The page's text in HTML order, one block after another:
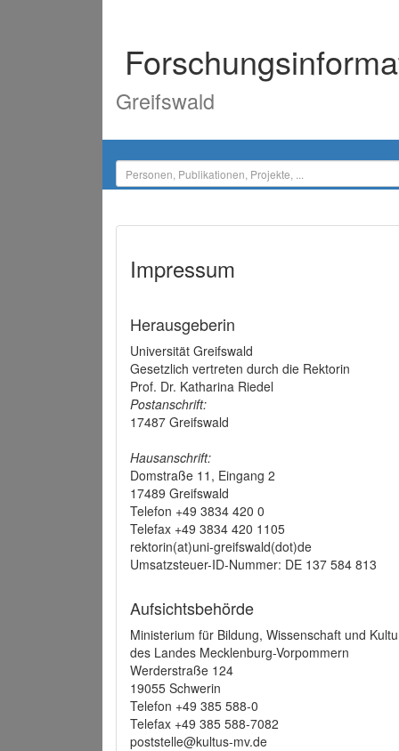
Greifswald
Impressum
Herausgeberin
Universität Greifswald
Gesetzlich vertreten durch die Rektorin
Prof. Dr. Katharina Riedel
Postanschrift:
17487 Greifswald
Hausanschrift:
Domstraße 11, Eingang 2
17489 Greifswald
Telefon +49 3834 420 0
Telefax +49 3834 420 1105
rektorin(at)uni-greifswald(dot)de
Umsatzsteuer-ID-Nummer: DE 137 584 813
Aufsichtsbehörde
Ministerium für Bildung, Wissenschaft und
des Landes Mecklenburg-Vorpommern
Werderstraße 124
19055 Schwerin
Telefon +49 385 588-0
Telefax +49 385 588-7082
poststelle@kultus-mv.de